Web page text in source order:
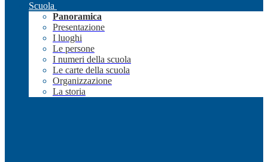
Scuola
Panoramica
Presentazione
I luoghi
Le persone
I numeri della scuola
Le carte della scuola
Organizzazione
La storia